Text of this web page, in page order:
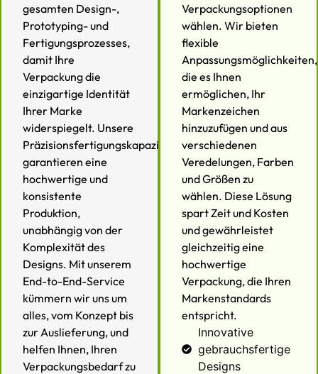
gesamten Design-,
Prototyping- und
Fertigungsprozesses,
damit Ihre
Verpackung die
einzigartige Identität
Ihrer Marke
widerspiegelt. Unsere
Präzisionsfertigungskapazitäten
garantieren eine
hochwertige und
konsistente
Produktion,
unabhängig von der
Komplexität des
Designs. Mit unserem
End-to-End-Service
kümmern wir uns um
alles, vom Konzept bis
zur Auslieferung, und
helfen Ihnen, Ihren
Verpackungsbedarf zu
Verpackungsoptionen
wählen. Wir bieten
flexible
Anpassungsmöglichkeiten,
die es Ihnen
ermöglichen, Ihr
Markenzeichen
hinzuzufügen und aus
verschiedenen
Veredelungen, Farben
und Größen zu
wählen. Diese Lösung
spart Zeit und Kosten
und gewährleistet
gleichzeitig eine
hochwertige
Verpackung, die Ihren
Markenstandards
entspricht.
Innovative
gebrauchsfertige
Designs